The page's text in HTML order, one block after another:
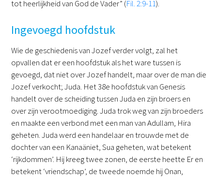
tot heerlijkheid van God de Vader” (Fil. 2:9-11).
Ingevoegd hoofdstuk
Wie de geschiedenis van Jozef verder volgt, zal het
opvallen dat er een hoofdstuk als het ware tussen is
gevoegd, dat niet over Jozef handelt, maar over de man die
Jozef verkocht; Juda. Het 38e hoofdstuk van Genesis
handelt over de scheiding tussen Juda en zijn broers en
over zijn verootmoediging. Juda trok weg van zijn broeders
en maakte een verbond met een man van Adullam, Hira
geheten. Juda werd een handelaar en trouwde met de
dochter van een Kanaäniet, Sua geheten, wat betekent
‘rijkdommen’. Hij kreeg twee zonen, de eerste heette Er en
betekent ‘vriendschap’, de tweede noemde hij Onan,